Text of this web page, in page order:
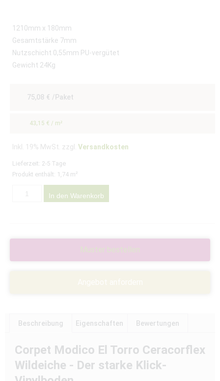
1210mm x 180mm
Gesamtstärke 7mm
Nutzschicht 0,55mm PU-vergütet
Gewicht 24Kg
75,08 € /Paket
43,15 € / m²
Inkl. 19% MwSt. zzgl. Versandkosten
Lieferzeit: 2-5 Tage
Produkt enthält: 1,74 m²
In den Warenkorb
Beschreibung Eigenschaften Bewertungen
Corpet Modico El Torro Ceracorflex
Wildeiche - Der starke Klick-